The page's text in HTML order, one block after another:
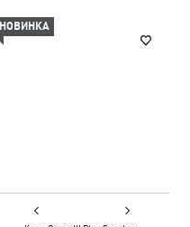
НОВИНКА